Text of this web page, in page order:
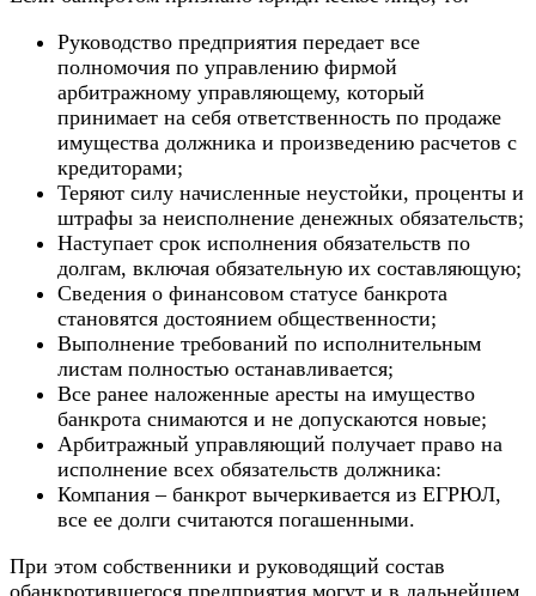
Руководство предприятия передает все
полномочия по управлению фирмой
арбитражному управляющему, который
принимает на себя ответственность по продаже
имущества должника и произведению расчетов с
кредиторами;
Теряют силу начисленные неустойки, проценты и
штрафы за неисполнение денежных обязательств;
Наступает срок исполнения обязательств по
долгам, включая обязательную их составляющую;
Сведения о финансовом статусе банкрота
становятся достоянием общественности;
Выполнение требований по исполнительным
листам полностью останавливается;
Все ранее наложенные аресты на имущество
банкрота снимаются и не допускаются новые;
Арбитражный управляющий получает право на
исполнение всех обязательств должника:
Компания – банкрот вычеркивается из ЕГРЮЛ,
все ее долги считаются погашенными.
При этом собственники и руководящий состав